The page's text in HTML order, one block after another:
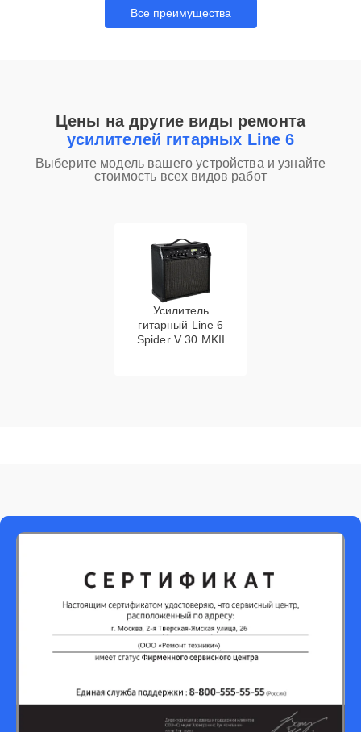
Все преимущества
Цены на другие виды ремонта
усилителей гитарных Line 6
Выберите модель вашего устройства и узнайте
стоимость всех видов работ
Усилитель
гитарный Line 6
Spider V 30 MKII